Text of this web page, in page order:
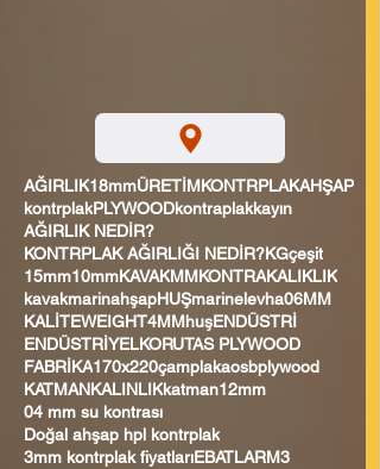
AĞIRLIK18mmÜRETİMKONTRPLAKAHŞAP
kontrplakPLYWOODkontraplakkayın
AĞIRLIK NEDİR?
KONTRPLAK AĞIRLIĞI NEDİR?KGçeşit
15mm10mmKAVAKMMKONTRAKALIKLIK
kavakmarinahşapHUŞmarinelevha06MM
KALİTEWEIGHT4MMhuşENDÜSTRİ
ENDÜSTRİYELKORUTAS PLYWOOD
FABRİKA170x220çamplakaosbplywood
KATMANKALINLIKkatman12mm
04 mm su kontrası
Doğal ahşap hpl kontrplak
3mm kontrplak fiyatlarıEBATLARM3